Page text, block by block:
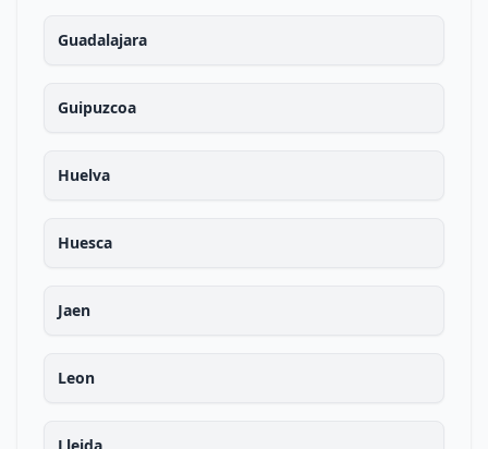
Guadalajara
Guipuzcoa
Huelva
Huesca
Jaen
Leon